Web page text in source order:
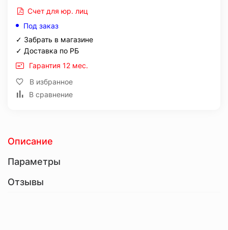
Счет для юр. лиц
Под заказ
✓ Забрать в магазине
✓ Доставка по РБ
Гарантия 12 мес.
В избранное
В сравнение
Описание
Параметры
Отзывы